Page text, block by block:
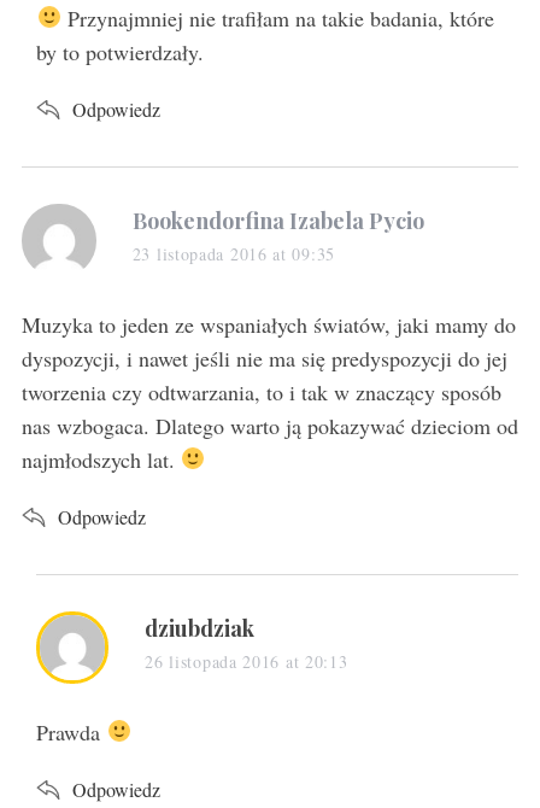
Przynajmniej nie trafiłam na takie badania, które
by to potwierdzały.
Odpowiedz
s
a
s
:
Bookendorfina Izabela Pycio
23 listopada 2016 at 09:35
Muzyka to jeden ze wspaniałych światów, jaki mamy do
dyspozycji, i nawet jeśli nie ma się predyspozycji do jej
tworzenia czy odtwarzania, to i tak w znaczący sposób
nas wzbogaca. Dlatego warto ją pokazywać dzieciom od
najmłodszych lat.
Odpowiedz
s
a
dziubdziak
26 listopada 2016 at 20:13
Prawda
Odpowiedz